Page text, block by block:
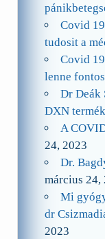
Covid
tudosit a
Covid
lenne
Dr Deák
DXN
A
24, 2023
Dr.
március 24,
Mi
dr
2023